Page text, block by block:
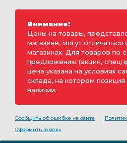
Внимание!
Цены на товары,
магазине, могут
магазинах. Для товаров по
предложению (акция,
цена указана на условиях
склада, на котором позиция
наличии.
Сообщить об ошибке на сайте
Оформить заявку